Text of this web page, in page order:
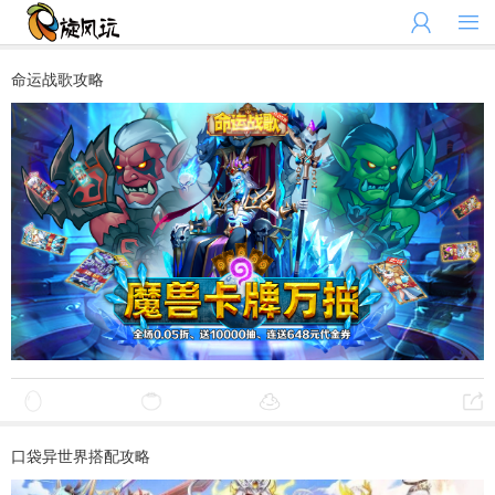
 
命运战歌攻略
口袋异世界搭配攻略